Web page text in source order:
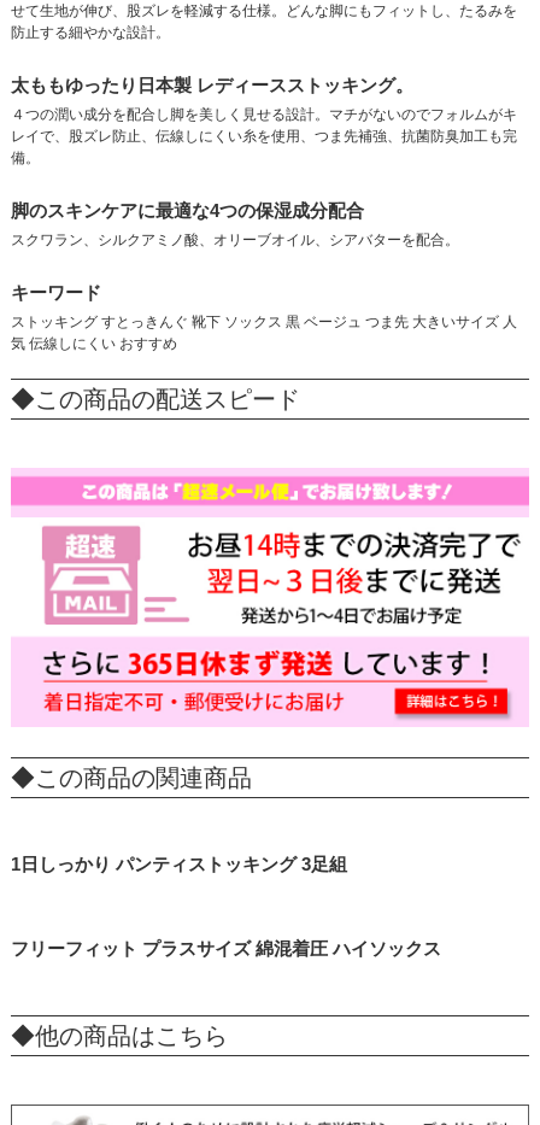
せて生地が伸び、股ズレを軽減する仕様。どんな脚にもフィットし、たるみを
防止する細やかな設計。
太ももゆったり日本製 レディースストッキング。
４つの潤い成分を配合し脚を美しく見せる設計。マチがないのでフォルムがキ
レイで、股ズレ防止、伝線しにくい糸を使用、つま先補強、抗菌防臭加工も完
備。
脚のスキンケアに最適な4つの保湿成分配合
スクワラン、シルクアミノ酸、オリーブオイル、シアバターを配合。
キーワード
ストッキング すとっきんぐ 靴下 ソックス 黒 ベージュ つま先 大きいサイズ 人
気 伝線しにくい おすすめ
◆この商品の配送スピード
◆この商品の関連商品
1日しっかり パンティストッキング 3足組
フリーフィット プラスサイズ 綿混着圧 ハイソックス
◆他の商品はこちら